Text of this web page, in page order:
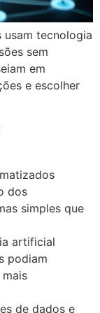
tecnologia
sem
em
e escolher
dos
simples que
artificial
podiam
de dados e